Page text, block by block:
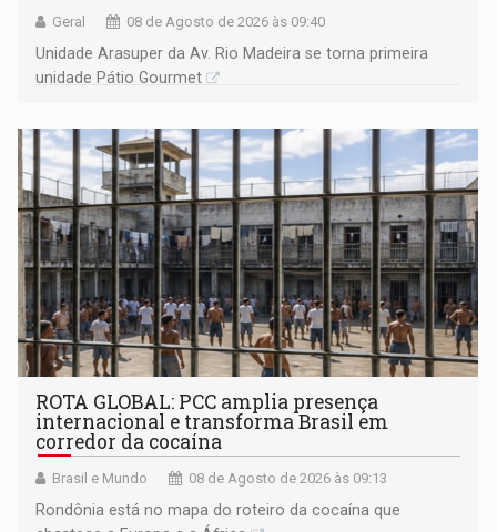
Geral 08 de Agosto de 2026 às 09:40
Unidade Arasuper da Av. Rio Madeira se torna primeira
unidade Pátio Gourmet
ROTA GLOBAL: PCC amplia presença
internacional e transforma Brasil em
corredor da cocaína
Brasil e Mundo 08 de Agosto de 2026 às 09:13
Rondônia está no mapa do roteiro da cocaína que